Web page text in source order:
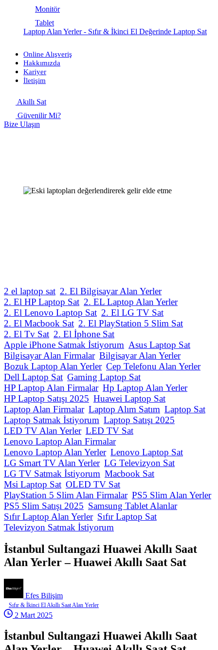
Monitör
Tablet
Laptop Alan Yerler - Sıfır & İkinci El Değerinde Laptop Sat
Online Alışveriş
Hakkımızda
Kariyer
İletişim
Akıllı Sat
Güvenilir Mi?
Bize Ulaşın
2 el laptop sat 2. El Bilgisayar Alan Yerler
2. El HP Laptop Sat 2. EL Laptop Alan Yerler
2. El Lenovo Laptop Sat 2. El LG TV Sat
2. El Macbook Sat 2. El PlayStation 5 Slim Sat
2. El Tv Sat 2. El İphone Sat
Apple iPhone Satmak İstiyorum Asus Laptop Sat
Bilgisayar Alan Firmalar Bilgisayar Alan Yerler
Bozuk Laptop Alan Yerler Cep Telefonu Alan Yerler
Dell Laptop Sat Gaming Laptop Sat
HP Laptop Alan Firmalar Hp Laptop Alan Yerler
HP Laptop Satışı 2025 Huawei Laptop Sat
Laptop Alan Firmalar Laptop Alım Satım Laptop Sat
Laptop Satmak İstiyorum Laptop Satışı 2025
LED TV Alan Yerler LED TV Sat
Lenovo Laptop Alan Firmalar
Lenovo Laptop Alan Yerler Lenovo Laptop Sat
LG Smart TV Alan Yerler LG Televizyon Sat
LG TV Satmak İstiyorum Macbook Sat
Msi Laptop Sat OLED TV Sat
PlayStation 5 Slim Alan Firmalar PS5 Slim Alan Yerler
PS5 Slim Satışı 2025 Samsung Tablet Alanlar
Sıfır Laptop Alan Yerler Sıfır Laptop Sat
Televizyon Satmak İstiyorum
İstanbul Sultangazi Huawei Akıllı Saat
Alan Yerler – Huawei Akıllı Saat Sat
Efes Bilişim
Sıfır & İkinci El Akıllı Saat Alan Yerler
2 Mart 2025
İstanbul Sultangazi Huawei Akıllı Saat